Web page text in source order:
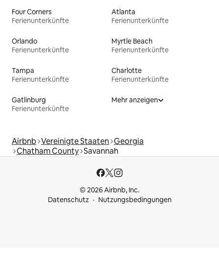
Four Corners
Ferienunterkünfte
Atlanta
Ferienunterkünfte
Orlando
Ferienunterkünfte
Myrtle Beach
Ferienunterkünfte
Tampa
Ferienunterkünfte
Charlotte
Ferienunterkünfte
Gatlinburg
Ferienunterkünfte
Mehr anzeigen
Airbnb Vereinigte Staaten Georgia
Chatham County Savannah
© 2026 Airbnb, Inc.
Datenschutz
Nutzungsbedingungen